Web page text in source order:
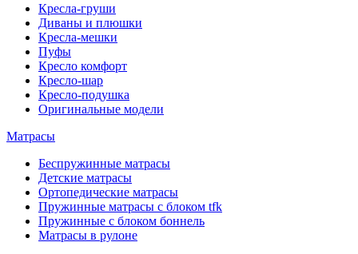
Кресла-груши
Диваны и плюшки
Кресла-мешки
Пуфы
Кресло комфорт
Кресло-шар
Кресло-подушка
Оригинальные модели
Матрасы
Беспружинные матрасы
Детские матрасы
Ортопедические матрасы
Пружинные матрасы с блоком tfk
Пружинные с блоком боннель
Матрасы в рулоне